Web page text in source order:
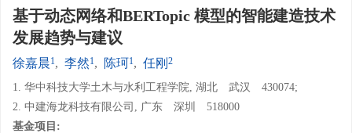
基于动态网络和BERTopic 模型的智能建造技术
发展趋势与建议
徐嘉晨1, 李然1, 陈珂1, 任刚 2
1. 华中科技大学土木与水利工程学院, 湖北 武汉 430074;
2. 中建海龙科技有限公司, 广东 深圳 518000
基金项目: